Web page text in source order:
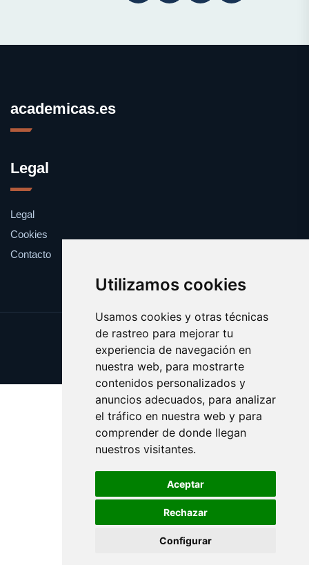
Utilizamos cookies
Usamos cookies y otras técnicas
de rastreo para mejorar tu
experiencia de navegación en
nuestra web, para mostrarte
contenidos personalizados y
anuncios adecuados, para analizar
el tráfico en nuestra web y para
comprender de donde llegan
nuestros visitantes.
Aceptar
Rechazar
Configurar
academicas.es
Legal
Legal
Cookies
Contacto
Update cookies preferences
Copyright © 2025 academicas.es